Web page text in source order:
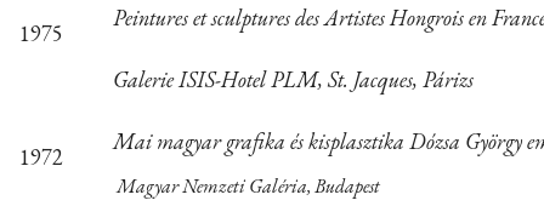
1975
Peintures et sculptures des Artistes Hongrois en
Galerie ISIS-Hotel PLM, St. Jacques, Párizs
1972
Mai magyar grafika és kisplasztika Dózsa György
Magyar Nemzeti Galéria, Budapest